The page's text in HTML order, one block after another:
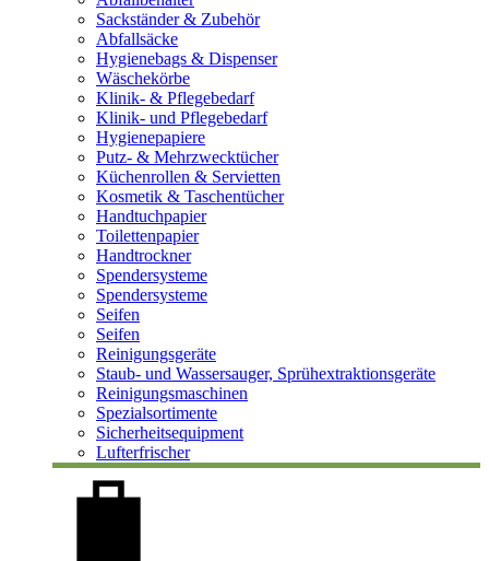
Sackständer & Zubehör
Abfallsäcke
Hygienebags & Dispenser
Wäschekörbe
Klinik- & Pflegebedarf
Klinik- und Pflegebedarf
Hygienepapiere
Putz- & Mehrzwecktücher
Küchenrollen & Servietten
Kosmetik & Taschentücher
Handtuchpapier
Toilettenpapier
Handtrockner
Spendersysteme
Spendersysteme
Seifen
Seifen
Reinigungsgeräte
Staub- und Wassersauger, Sprühextraktionsgeräte
Reinigungsmaschinen
Spezialsortimente
Sicherheitsequipment
Lufterfrischer